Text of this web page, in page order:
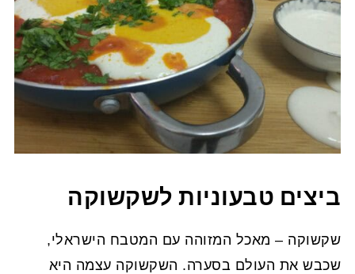
ביצים טבעוניות לשקשוקה
שקשוקה – מאכל המזוהה עם המטבח הישראלי,
שכבש את העולם בסערה. השקשוקה עצמה היא